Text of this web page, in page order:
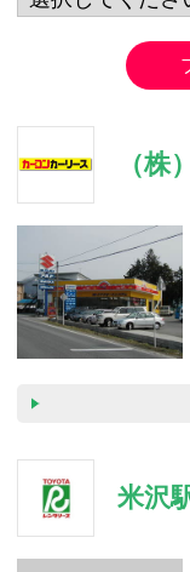
エリア別店舗
カーリース体験
お役立ち記事
（
米沢